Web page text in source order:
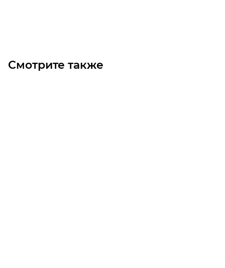
Смотрите также